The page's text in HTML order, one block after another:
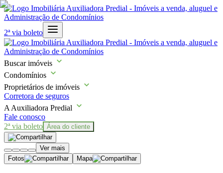
2ª via boleto
Buscar imóveis
Condomínios
Proprietários de imóveis
Corretora de seguros
A Auxiliadora Predial
Fale conosco
2ª via boleto Área do cliente
Ver mais
Fotos
Mapa